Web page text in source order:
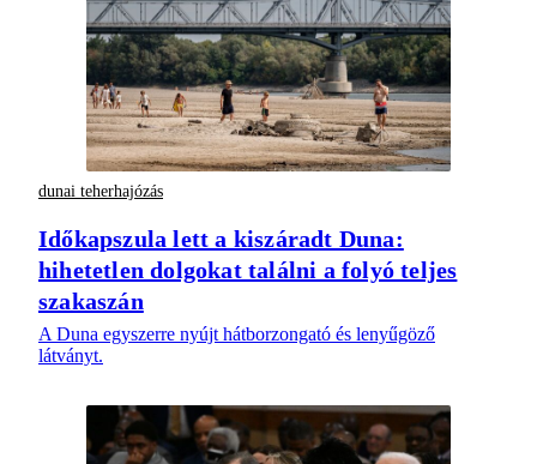
dunai teherhajózás
Időkapszula lett a kiszáradt Duna:
hihetetlen dolgokat találni a folyó teljes
szakaszán
A Duna egyszerre nyújt hátborzongató és lenyűgöző
látványt.